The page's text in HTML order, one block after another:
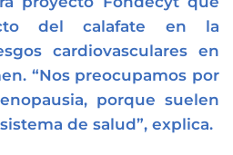
del calafate en la
cardiovasculares en
“Nos preocupamos por
porque suelen
de salud”, explica.